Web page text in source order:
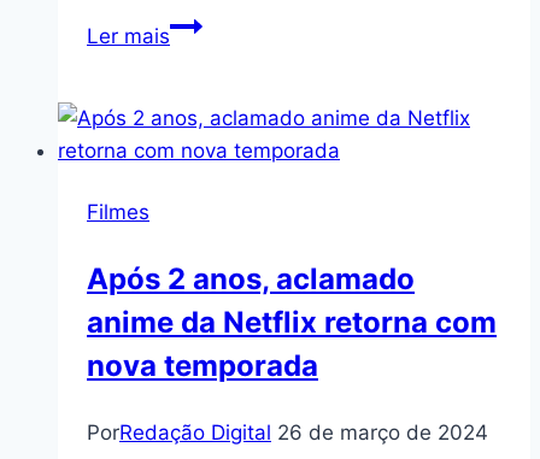
Dragon
Ler maisUm
la
Entre
em
novo
Netflix
Filmes
Após 2 anos, aclamado
anime da Netflix retorna com
nova temporada
PorRedação Digital 26 de março de 2024